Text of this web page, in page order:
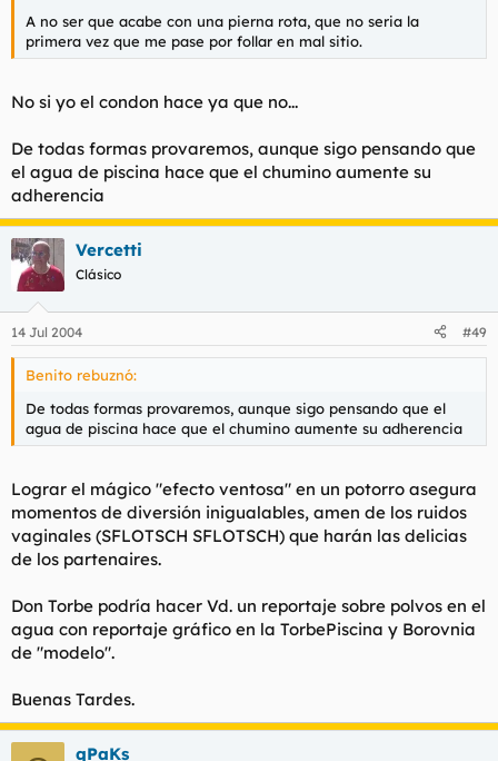
A no ser que acabe con una pierna rota, que no seria la
primera vez que me pase por follar en mal sitio.
No si yo el condon hace ya que no...
De todas formas provaremos, aunque sigo pensando que
el agua de piscina hace que el chumino aumente su
adherencia
Vercetti
Clásico
14 Jul 2004 #49
Benito rebuznó:
De todas formas provaremos, aunque sigo pensando que el
agua de piscina hace que el chumino aumente su adherencia
Lograr el mágico "efecto ventosa" en un potorro asegura
momentos de diversión inigualables, amen de los ruidos
vaginales (SFLOTSCH SFLOTSCH) que harán las delicias
de los partenaires.
Don Torbe podría hacer Vd. un reportaje sobre polvos en el
agua con reportaje gráfico en la TorbePiscina y Borovnia
de "modelo".
Buenas Tardes.
qPaKs